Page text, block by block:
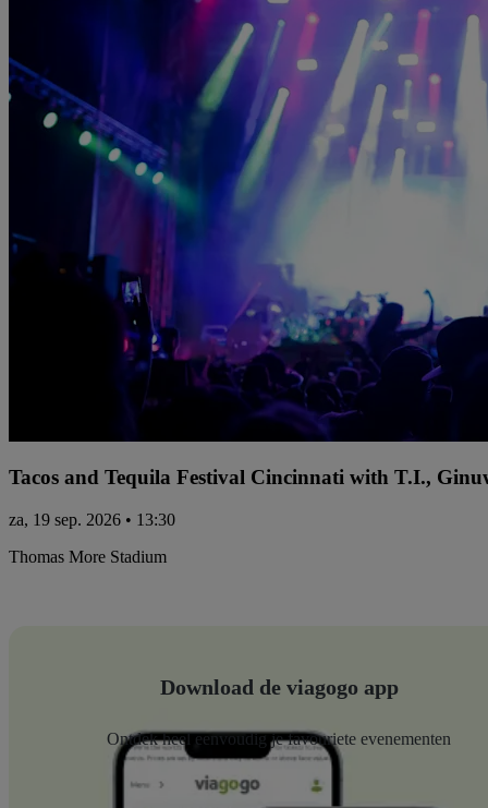
Tacos and Tequila Festival Cincinnati with T.I.,
za, 19 sep. 2026 • 13:30
Thomas More Stadium
Download de viagogo app
Ontdek heel eenvoudig je favouriete evenementen